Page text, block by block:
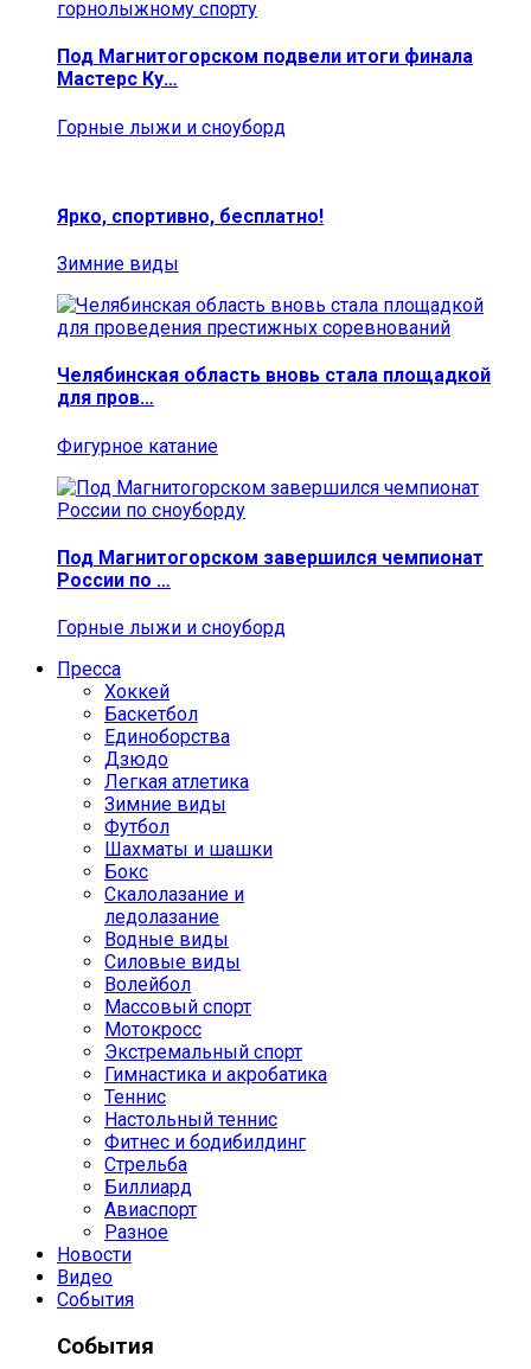
Под Магнитогорском подвели итоги финала
Мастерс Ку…
Горные лыжи и сноуборд
Ярко, спортивно, бесплатно!
Зимние виды
Челябинская область вновь стала площадкой
для пров…
Фигурное катание
Под Магнитогорском завершился чемпионат
России по …
Горные лыжи и сноуборд
Пресса
Хоккей
Баскетбол
Единоборства
Дзюдо
Легкая атлетика
Зимние виды
Футбол
Шахматы и шашки
Бокс
Скалолазание и
ледолазание
Водные виды
Силовые виды
Волейбол
Массовый спорт
Мотокросс
Экстремальный спорт
Гимнастика и акробатика
Теннис
Настольный теннис
Фитнес и бодибилдинг
Стрельба
Биллиард
Авиаспорт
Разное
Новости
Видео
События
События